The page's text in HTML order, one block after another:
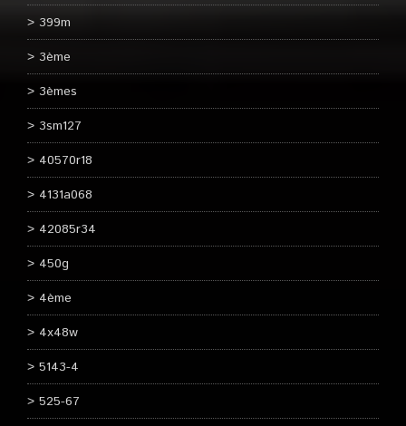
399m
3ème
3èmes
3sm127
40570r18
4131a068
42085r34
450g
4ème
4x48w
5143-4
525-67